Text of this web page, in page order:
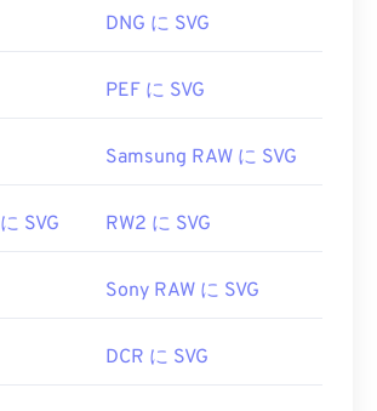
。SVGファイルの変換は、いくつか
イル形式への変換には、
ァイルへの変換には、SVGからJPG
い。
Wide Web Consortium (W3C)
2001年9月4日
DNG に SVG
PEF に SVG
Samsung RAW に SVG
SVG RW2 に SVG
Sony RAW に SVG
DCR に SVG